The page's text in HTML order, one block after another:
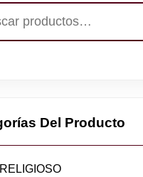
Del Producto